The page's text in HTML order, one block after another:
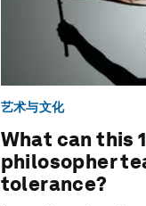
艺术与文化
What can this
philosopher
tolerance?